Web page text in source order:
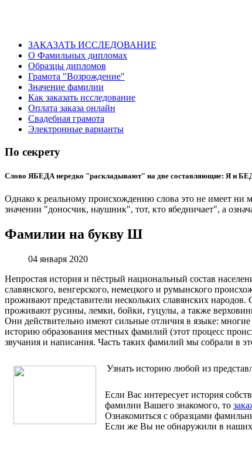
ЗАКАЗАТЬ ИССЛЕДОВАНИЕ
О Фамильных дипломах
Образцы дипломов
Грамота "Возрождение"
Значение фамилии
Как заказать исследование
Оплата заказа онлайн
Свадебная грамота
Электронные варианты
По секрету
Слово ЯБЕДА нередко "раскладывают" на две составляющие: Я и
Однако к реальному происхождению слова это не имеет ни
значении "доносчик, наушник", тот, кто ябедничает", а
Фамилии на букву Ш
04 января 2020
Непростая история и пёстрый национальный состав
славянского, венгерского, немецкого и румынского
проживают представители нескольких славянских
проживают русины, лемки, бойки, гуцулы, а также
Они действительно имеют сильные отличия в языке:
историю образования местных фамилий (этот процесс
звучания и написания. Часть таких фамилий мы собрали в
Узнать историю любой из
Если Вас интересует история
фамилии Вашего знакомого, то
Ознакомиться с образцами
Если же Вы не обнаружили в